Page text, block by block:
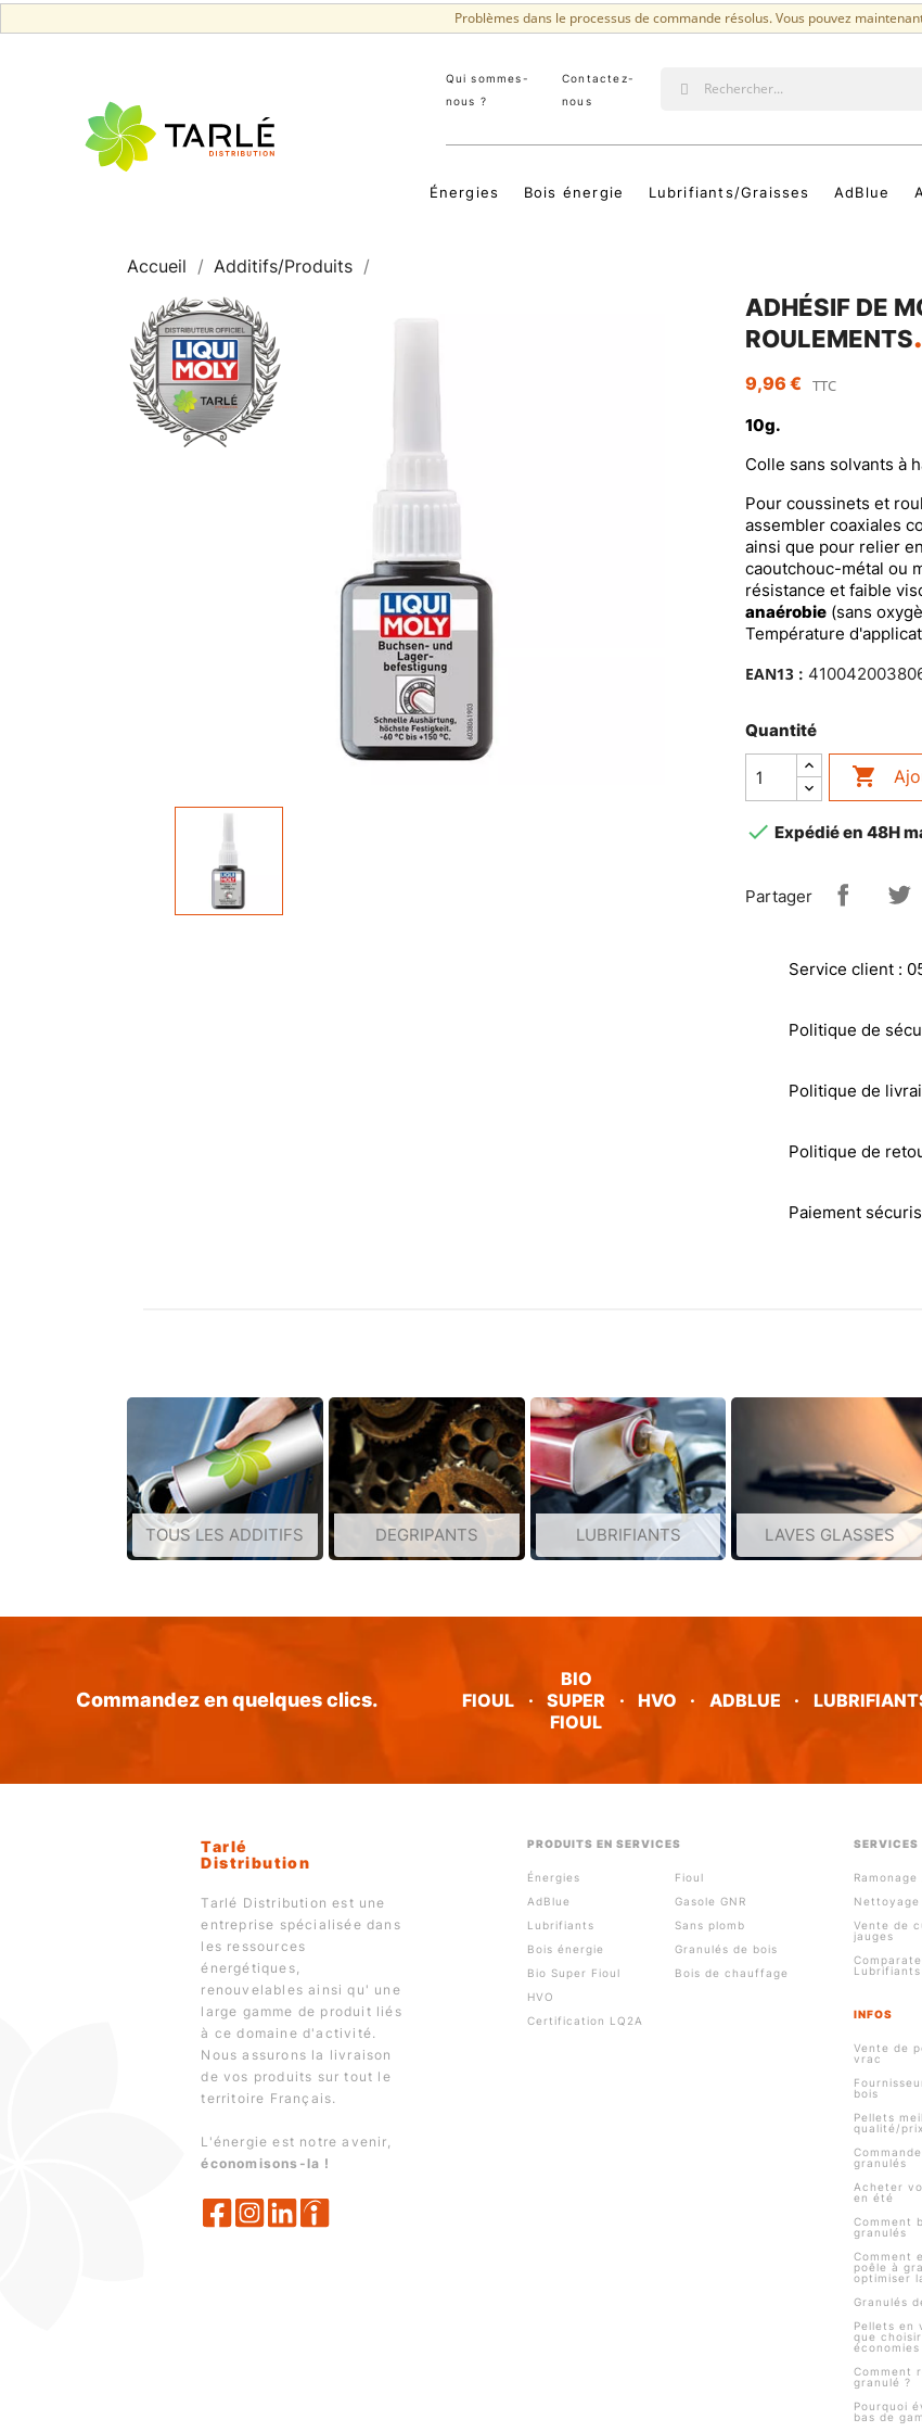
Problèmes dans le processus de commande résolus. Vous pouvez
Qui sommes-
nous ?
Contactez-
nous
Énergies Bois énergie Lubrifiants/Graisses AdBlue
Accueil Additifs/Produits
ADHÉSIF DE
ROULEMENTS
9,96 € TTC
10g.
Colle sans solvants à
Pour coussinets et
assembler coaxiales
ainsi que pour relier
caoutchouc-métal ou
résistance et faible
anaérobie (sans
Température
EAN13 :
Quantité

 Expédié en 48H
Partager
Service client :
Politique de
Politique de
Politique de
Paiement
TOUS LES ADDITIFS DEGRIPANTS LUBRIFIANTS LAVES GLASSES
Commandez en quelques clics. FIOUL ·
BIO
SUPER
FIOUL
· HVO · ADBLUE ·
Tarlé
Distribution
Tarlé Distribution est une
entreprise spécialisée dans
les ressources
énergétiques,
renouvelables ainsi qu' une
large gamme de produit liés
à ce domaine d'activité.
Nous assurons la livraison
de vos produits sur tout le
territoire Français.
L'énergie est notre avenir,
économisons-la !
PRODUITS EN SERVICES
Énergies
AdBlue
Lubrifiants
Bois énergie
Bio Super Fioul
HVO
Certification LQ2A
Fioul
Gasole GNR
Sans plomb
Granulés de bois
Bois de chauffage
SERVICES
Nettoyage
Vente de
jauges
INFOS
Vente de
vrac
bois
Pellets
qualité/prix
granulés
Acheter
en été
Comment
granulés
Comment
poêle à
optimiser
Granulés
Pellets en
que
économies
Comment
granulé ?
Pourquoi
bas de